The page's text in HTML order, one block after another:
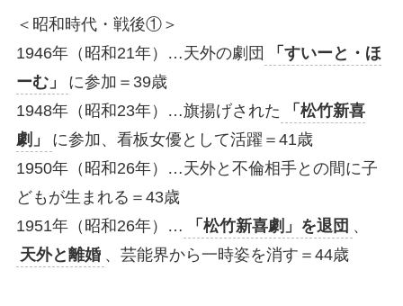
＜昭和時代・戦後①＞
1946年（昭和21年）…天外の劇団
「すいーと・ほ
ーむ」
に参加＝39歳
1948年（昭和23年）…旗揚げされた
「松竹新喜
劇」
に参加、看板女優として活躍＝41歳
1950年（昭和26年）…天外と不倫相手との間に子
どもが生まれる＝43歳
1951年（昭和26年）…
「松竹新喜劇」を退団 、
天外と離婚 、芸能界から一時姿を消す＝44歳